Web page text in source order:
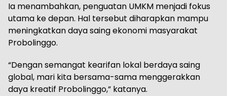
Ia menambahkan, penguatan UMKM menjadi fokus
utama ke depan. Hal tersebut diharapkan mampu
meningkatkan daya saing ekonomi masyarakat
Probolinggo.
“Dengan semangat kearifan lokal berdaya saing
global, mari kita bersama-sama menggerakkan
daya kreatif Probolinggo,” katanya.